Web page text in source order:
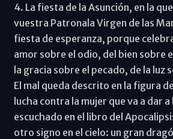
4. La fiesta de la Asunción, en la
vuestra Patronala Virgen de las
fiesta de esperanza, porque
amor sobre el odio, del bien sobre
la gracia sobre el pecado, de la luz
El mal queda descrito en la figura
lucha contra la mujer que va a dar
escuchado en el libro del
otro signo en el cielo: un gran